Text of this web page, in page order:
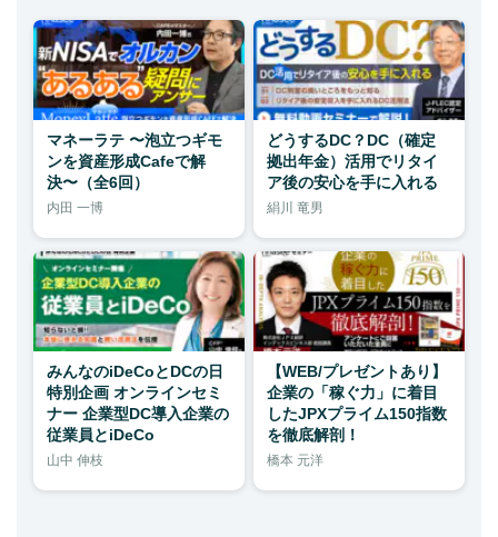
マネーラテ 〜泡立つギモ
ンを資産形成Cafeで解
決〜（全6回）
内田 一博
どうするDC？DC（確定
拠出年金）活用でリタイ
ア後の安心を手に入れる
絹川 竜男
みんなのiDeCoとDCの日
特別企画 オンラインセミ
ナー 企業型DC導入企業の
従業員とiDeCo
山中 伸枝
【WEB/プレゼントあり】
企業の「稼ぐ力」に着目
したJPXプライム150指数
を徹底解剖！
橋本 元洋